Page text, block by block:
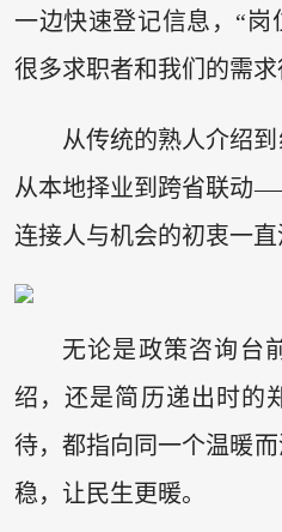
一边快速登记信息，“
很多求职者和我们的需求
从传统的熟人介绍到
从本地择业到跨省联动
连接人与机会的初衷一直
无论是政策咨询台
绍，还是简历递出时的
待，都指向同一个温暖
稳，让民生更暖。